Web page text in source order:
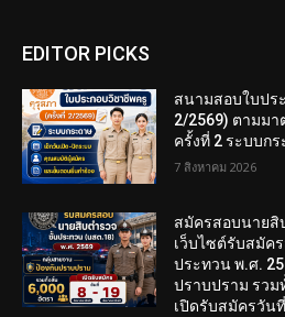
EDITOR PICKS
สนามสอบใบปร
2/2569) ตามม
ครั้งที่ 2 ระบบก
7 สิงหาคม 2026
สมัครสอบนายสิ
เว็บไซต์รับสมัค
ประทวน พ.ศ.
ปราบปราม รวม
เปิดรับสมัครวัน